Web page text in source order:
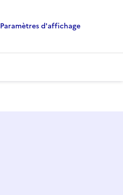
Paramètres d'affichage